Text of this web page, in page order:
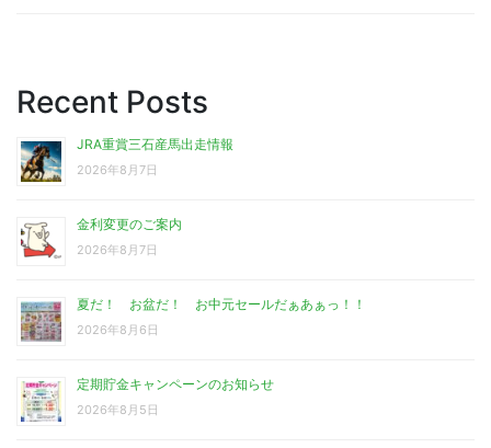
Recent Posts
JRA重賞三石産馬出走情報
2026年8月7日
金利変更のご案内
2026年8月7日
夏だ！ お盆だ！ お中元セールだぁあぁっ！！
2026年8月6日
定期貯金キャンペーンのお知らせ
2026年8月5日